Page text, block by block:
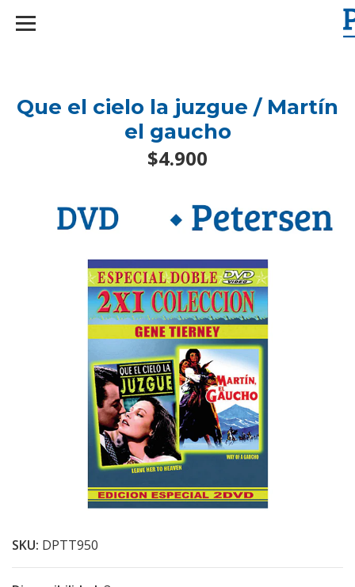
Que el cielo la juzgue / Martín
el gaucho
$4.900
SKU: DPTT950